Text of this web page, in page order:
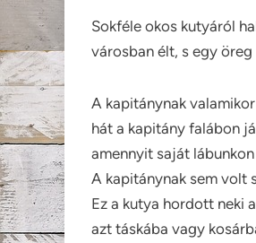
Sokféle okos kutyáról
városban élt, s egy
A kapitánynak
hát a kapitány falábon
amennyit saját
A kapitánynak sem volt
Ez a kutya hordott neki
azt táskába vagy